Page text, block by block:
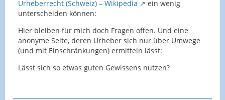
Urheberrecht (Schweiz) – Wikipedia
ein wenig
unterscheiden können:
Hier bleiben für mich doch Fragen offen. Und eine
anonyme Seite, deren Urheber sich nur über Umwege
(und mit Einschränkungen) ermitteln lässt:
Lässt sich so etwas guten Gewissens nutzen?